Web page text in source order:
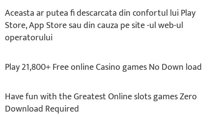
Aceasta ar putea fi descarcata din confortul lui Play
Store, App Store sau din cauza pe site -ul web-ul
operatorului
Play 21,800+ Free online Casino games No Down load
Have fun with the Greatest Online slots games Zero
Download Required